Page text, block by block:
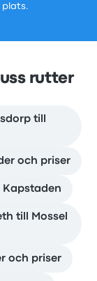
plats.
rutter
till
och priser
Kapstaden
till Mossel
och priser